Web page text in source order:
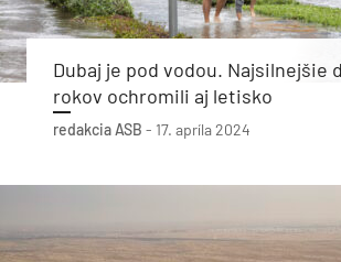
Dubaj je pod vodou. Najsilnejšie
rokov ochromili aj letisko
redakcia ASB - 17. apríla 2024